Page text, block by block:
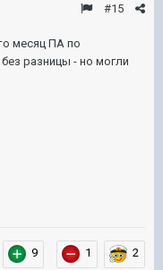
#15
месяц ПА по
разницы - но могли
9 1 2